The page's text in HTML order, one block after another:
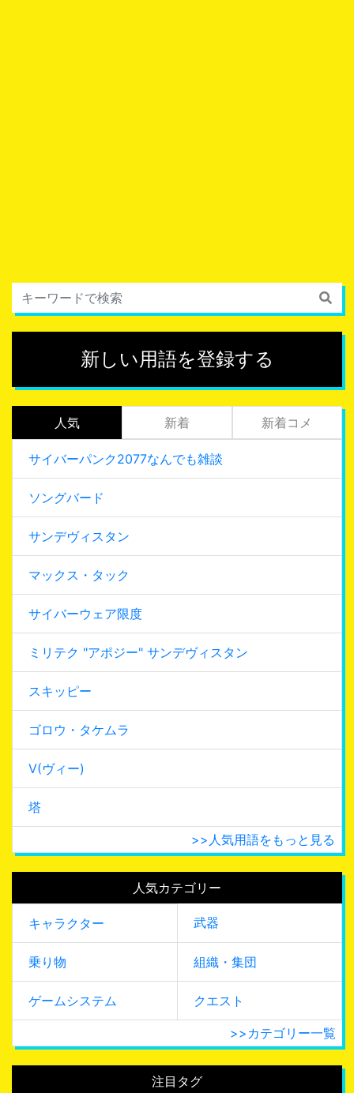
新しい用語を登録する
人気 新着 新着コメ
サイバーパンク2077なんでも雑談
ソングバード
サンデヴィスタン
マックス・タック
サイバーウェア限度
ミリテク "アポジー" サンデヴィスタン
スキッピー
ゴロウ・タケムラ
V(ヴィー)
塔
>>人気用語をもっと見る
人気カテゴリー
キャラクター 武器
乗り物 組織・集団
ゲームシステム クエスト
>>カテゴリー一覧
注目タグ